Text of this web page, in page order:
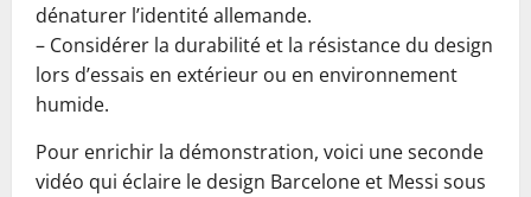
dénaturer l’identité allemande.
– Considérer la durabilité et la résistance du design
lors d’essais en extérieur ou en environnement
humide.
Pour enrichir la démonstration, voici une seconde
vidéo qui éclaire le design Barcelone et Messi sous